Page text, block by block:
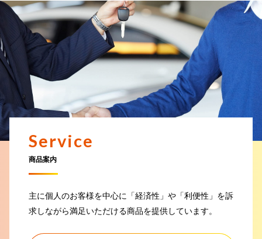
令和7年9月2日からの大雨にかかる災害により被害を受けられた地域の皆
さまへ
2025.09.01
令和7年台風第12号に伴う災害により被害を受けられた地域の皆さまへ
2025.08.12
令和7年8月6日からの低気圧と前線による大雨に伴う災害により被害を受
けられた地域の皆さまへの掲載
2025.08.04
令和7年カムチャツカ半島付近の地震に伴う津波にかかる災害により被害
2025.08.04
令和7年台風第8号により被害を受けられた地域の皆さまへ
2025.07.15
Service
商品案内
主に個人のお客様を中心に「経済性」や「利便性」を訴
求しながら満足いただける商品を提供しています。